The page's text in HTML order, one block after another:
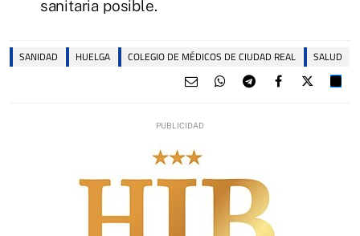
sanitaria posible.
SANIDAD HUELGA COLEGIO DE MÉDICOS DE CIUDAD REAL SALUD